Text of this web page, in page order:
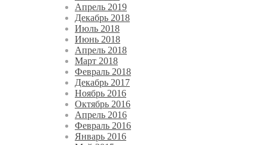
Апрель 2019
Декабрь 2018
Июль 2018
Июнь 2018
Апрель 2018
Март 2018
Февраль 2018
Декабрь 2017
Ноябрь 2016
Октябрь 2016
Апрель 2016
Февраль 2016
Январь 2016